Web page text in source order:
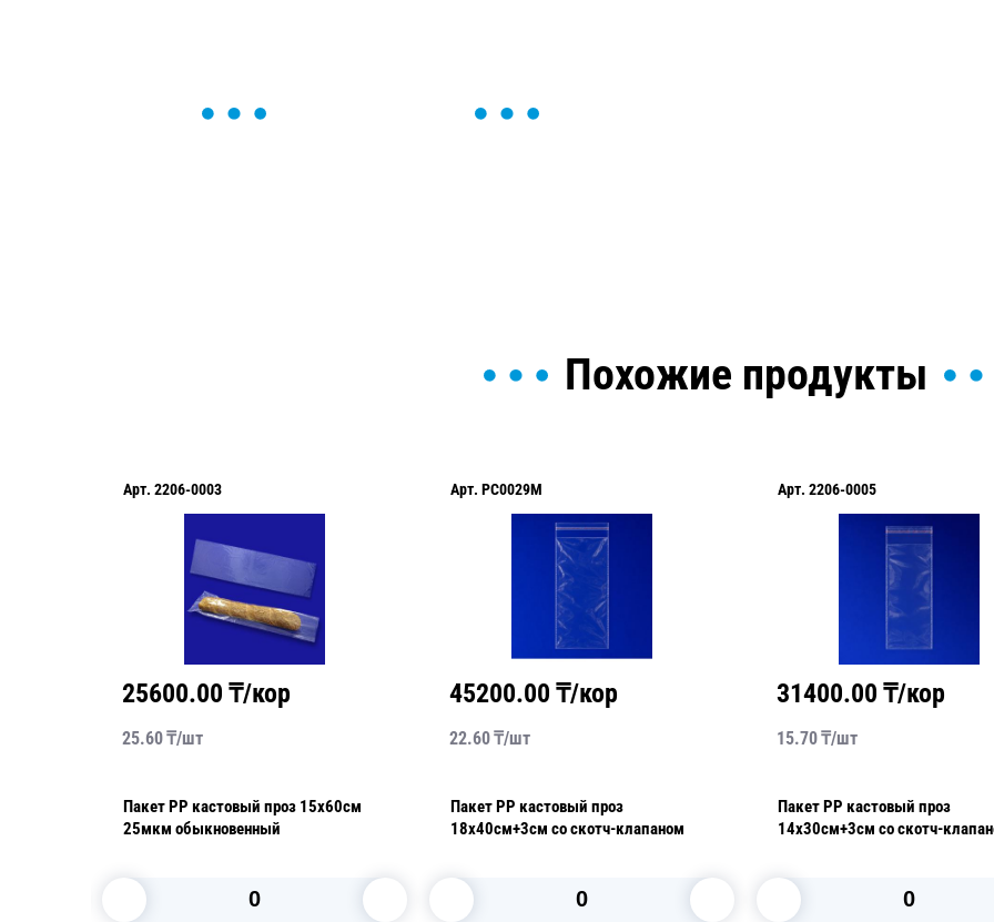
Похожие продукты
Арт. 2206-0003
25600.00 ₸/кор
25.60₸/шт
Пакет РР кастовый проз 15х60см
25мкм обыкновенный
Арт. PC0029M
45200.00 ₸/кор
22.60₸/шт
Пакет РР кастовый проз
18х40см+3см со скотч-клапаном
Арт. 2206-0005
31400.00 ₸/кор
15.70₸/шт
Пакет РР кастовый проз
14х30см+3см со скотч-